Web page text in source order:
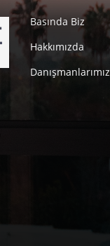
Basında Biz
Hakkımızda
Danışmanlarımız